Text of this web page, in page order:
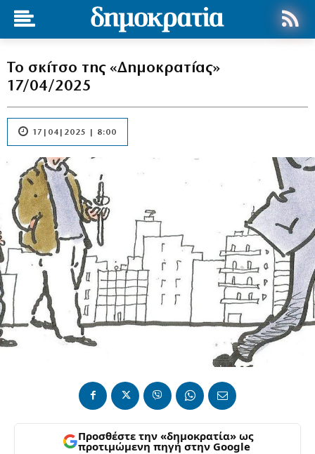
Το σκίτσο της «Δημοκρατίας»
17/04/2025
17|04|2025 | 8:00
Προσθέστε την «δημοκρατία» ως
προτιμώμενη πηγή στην Google